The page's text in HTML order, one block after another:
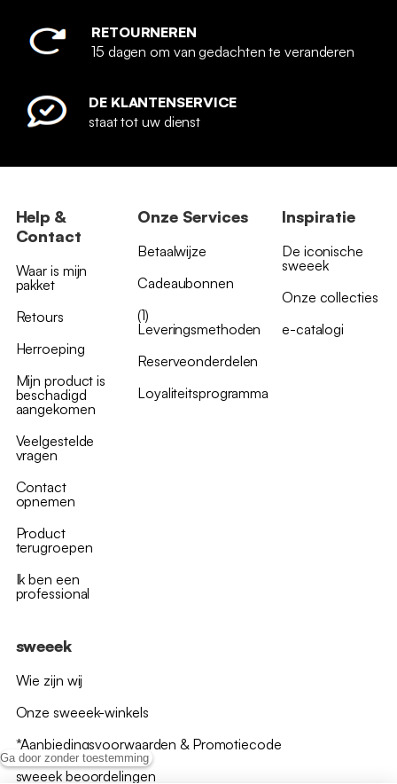
Ga door zonder toestemming
RETOURNEREN
15 dagen om van gedachten te veranderen
DE KLANTENSERVICE
staat tot uw dienst
Help &
Contact
Waar is mijn
pakket
Retours
Herroeping
Mijn product is
beschadigd
aangekomen
Veelgestelde
vragen
Contact
opnemen
Product
terugroepen
Ik ben een
professional
Onze Services
Betaalwijze
Cadeaubonnen
(1)
Leveringsmethoden
Reserveonderdelen
Loyaliteitsprogramma
Inspiratie
De iconische
sweeek
Onze collecties
e-catalogi
sweeek
Wie zijn wij
Onze sweeek-winkels
*Aanbiedingsvoorwaarden & Promotiecode
sweeek beoordelingen